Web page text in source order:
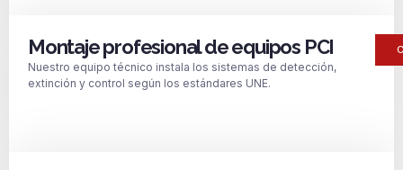
Montaje profesional de equipos PCI
Nuestro equipo técnico instala los sistemas de detección,
extinción y control según los estándares UNE.